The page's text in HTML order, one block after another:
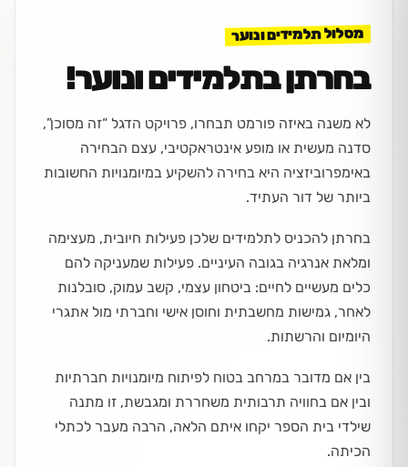
מסלול תלמידים ונוער
בחרתן בתלמידים ונוער!
לא משנה באיזה פורמט תבחרו, פרויקט הדגל “זה מסוכן”,
סדנה מעשית או מופע אינטראקטיבי, עצם הבחירה
באימפרוביזציה היא בחירה להשקיע במיומנויות החשובות
ביותר של דור העתיד.
בחרתן להכניס לתלמידים שלכן פעילות חיובית, מעצימה
ומלאת אנרגיה בגובה העיניים. פעילות שמעניקה להם
כלים מעשיים לחיים: ביטחון עצמי, קשב עמוק, סובלנות
לאחר, גמישות מחשבתית וחוסן אישי וחברתי מול אתגרי
היומיום והרשתות.
בין אם מדובר במרחב בטוח לפיתוח מיומנויות חברתיות
ובין אם בחוויה תרבותית משחררת ומגבשת, זו מתנה
שילדי בית הספר יקחו איתם הלאה, הרבה מעבר לכתלי
הכיתה.